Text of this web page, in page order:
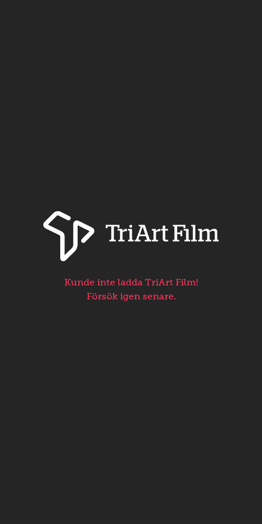
Kunde inte ladda TriArt Film!
Försök igen senare.